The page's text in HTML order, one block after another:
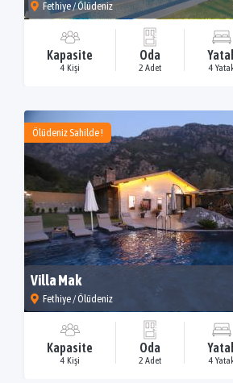
Fethiye / Ölüdeniz
Kapasite
4 Kişi
Oda
2 Adet 4
Ölüdeniz Sahilde !
Villa Mak
Fethiye / Ölüdeniz
Kapasite
4 Kişi
Oda
2 Adet 4